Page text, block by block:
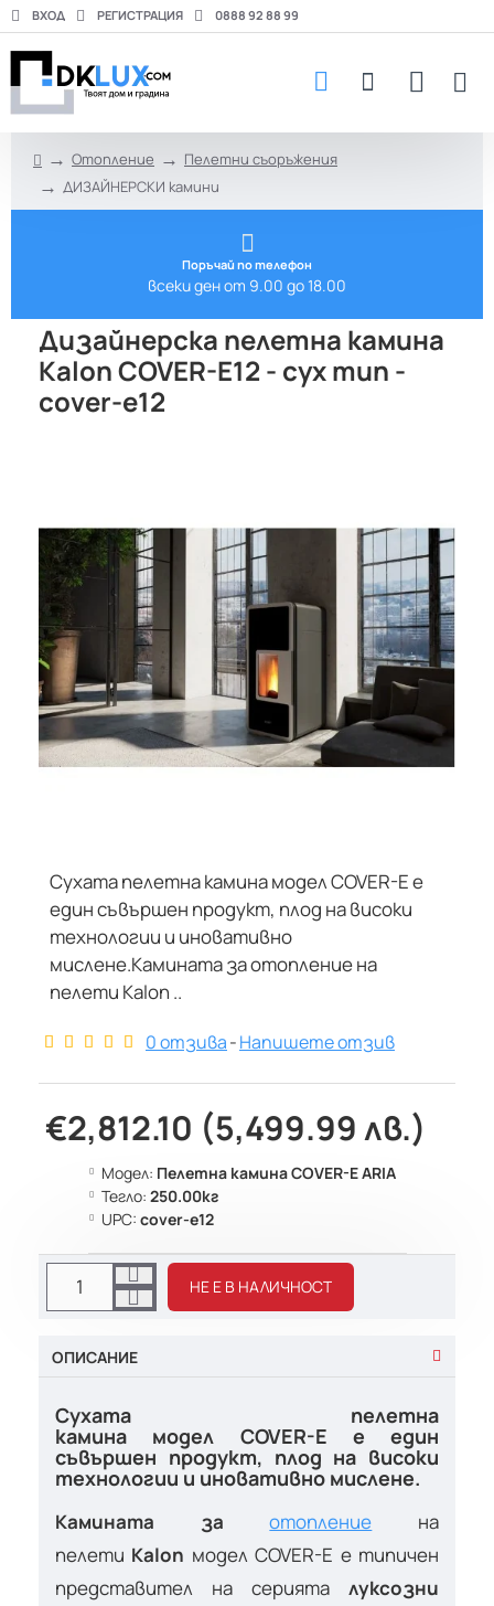
ВХОД РЕГИСТРАЦИЯ 0888 92 88 99
Отопление
Пелетни съоръжения
ДИЗАЙНЕРСКИ камини
Поръчай по телефон
всеки ден от 9.00 до 18.00
Дизайнерска пелетна камина
Kalon COVER-E12 - сух тип -
cover-e12
НЕ Е В НАЛИЧНОСТ
Сухата пелетна камина модел COVER-E е
един съвършен продукт, плод на високи
технологии и иновативно
мислене.Камината за отопление на
пелети Kalon ..
0 отзива-Напишете отзив
€2,812.10 (5,499.99 лв.)
Модел: Пелетна камина COVER-E ARIA
Тегло: 250.00кг
UPC: cover-e12
НЕ Е В НАЛИЧНОСТ
ОПИСАНИЕ
Сухата пелетна
камина модел COVER-E е един
съвършен продукт, плод на високи
технологии и иновативно мислене.
Камината заотопление на
пелети Kalon модел COVER-E е типичен
представител на серията луксозни